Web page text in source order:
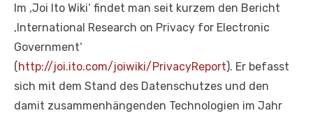
Im ‚Joi Ito Wiki‘ findet man seit kurzem den Bericht
‚International Research on Privacy for Electronic
Government‘
(http://joi.ito.com/joiwiki/PrivacyReport). Er befasst
sich mit dem Stand des Datenschutzes und den
damit zusammenhängenden Technologien im Jahr